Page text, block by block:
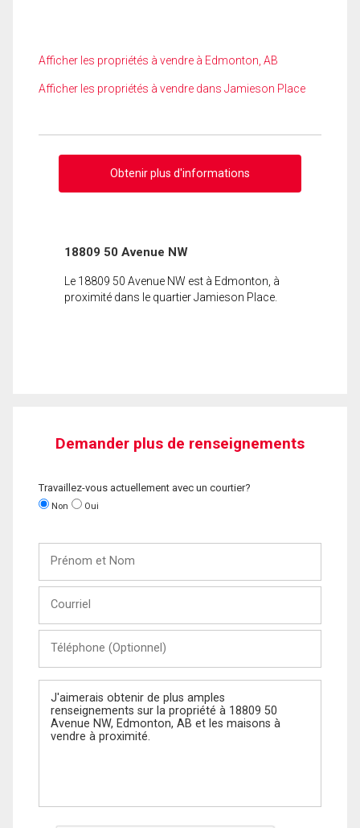
Afficher les propriétés à vendre à Edmonton, AB
Afficher les propriétés à vendre dans Jamieson Place
Obtenir plus d'informations
18809 50 Avenue NW
Le 18809 50 Avenue NW est à Edmonton, à
proximité dans le quartier Jamieson Place.
Demander plus de renseignements
Travaillez-vous actuellement avec un courtier?
Non Oui
Nom
(Optionnel)
Message